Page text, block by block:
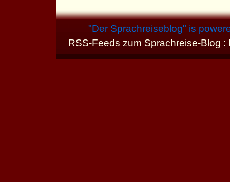
"Der Sprachreiseblog" is
RSS-Feeds zum Sprachreise-Blog :